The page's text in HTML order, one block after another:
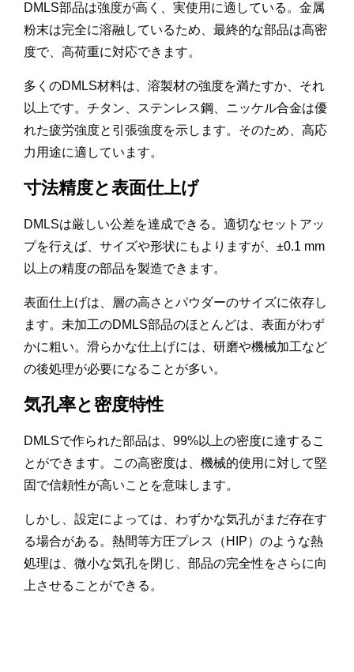
DMLS部品は強度が高く、実使用に適している。金属
粉末は完全に溶融しているため、最終的な部品は高密
度で、高荷重に対応できます。
多くのDMLS材料は、溶製材の強度を満たすか、それ
以上です。チタン、ステンレス鋼、ニッケル合金は優
れた疲労強度と引張強度を示します。そのため、高応
力用途に適しています。
寸法精度と表面仕上げ
DMLSは厳しい公差を達成できる。適切なセットアッ
プを行えば、サイズや形状にもよりますが、±0.1 mm
以上の精度の部品を製造できます。
表面仕上げは、層の高さとパウダーのサイズに依存し
ます。未加工のDMLS部品のほとんどは、表面がわず
かに粗い。滑らかな仕上げには、研磨や機械加工など
の後処理が必要になることが多い。
気孔率と密度特性
DMLSで作られた部品は、99%以上の密度に達するこ
とができます。この高密度は、機械的使用に対して堅
固で信頼性が高いことを意味します。
しかし、設定によっては、わずかな気孔がまだ存在す
る場合がある。熱間等方圧プレス（HIP）のような熱
処理は、微小な気孔を閉じ、部品の完全性をさらに向
上させることができる。